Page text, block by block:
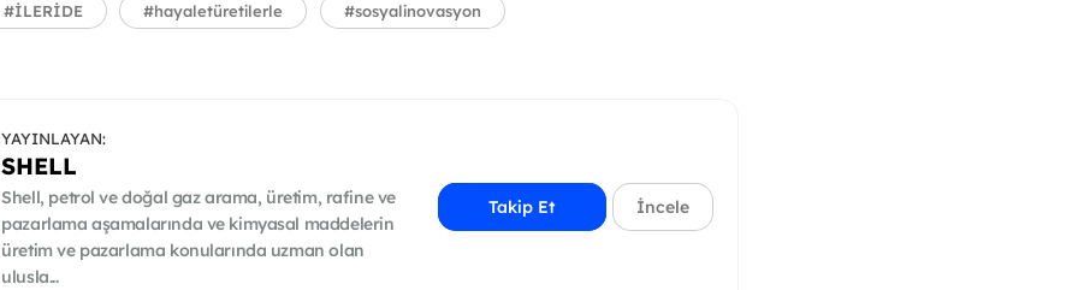
#İLERİDE #hayaletüretilerle #sosyalinovasyon
YAYINLAYAN:
SHELL
Shell, petrol ve doğal gaz arama, üretim, rafine ve
pazarlama aşamalarında ve kimyasal maddelerin
üretim ve pazarlama konularında uzman olan
ulusla...
Takip Et İncele